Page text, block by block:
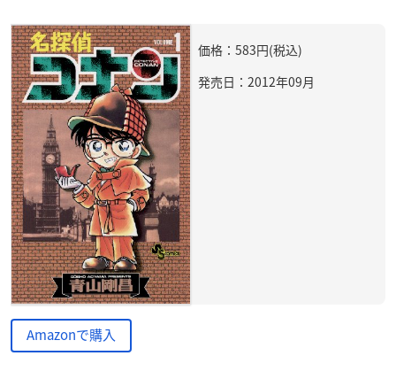
価格：583円(税込)
発売日：2012年09月
Amazonで購入